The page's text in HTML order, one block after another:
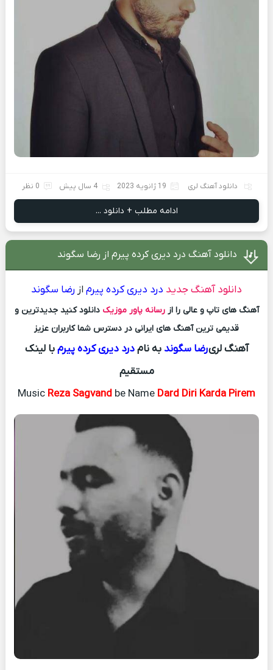
دانلود آهنگ لری 19 ژانویه 2023 4 سال پیش 0 نظر
ادامه مطلب + دانلود ...
دانلود آهنگ درد دیری کرده پیرم از رضا سگوند
دانلود آهنگ جدید درد دیری کرده پیرم از رضا سگوند
آهنگ های تاپ و عالی را ازرسانه پاور موزیک دانلود کنید جدیدترین و
قدیمی ترین آهنگ های ایرانی در دسترس شما کاربران عزیز
آهنگ لریرضا سگوند به نامدرد دیری کرده پیرمبا لینک
مستقیم
Music Reza Sagvand be Name Dard Diri Karda Pirem